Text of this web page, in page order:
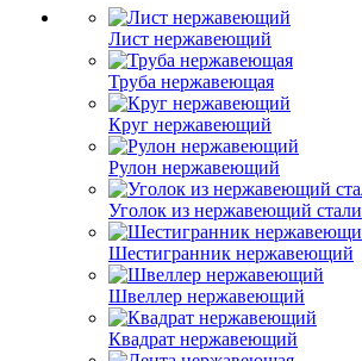
Лист нержавеющий
Труба нержавеющая
Круг нержавеющий
Рулон нержавеющий
Уголок из нержавеющий стали
Шестигранник нержавеющий
Швеллер нержавеющий
Квадрат нержавеющий